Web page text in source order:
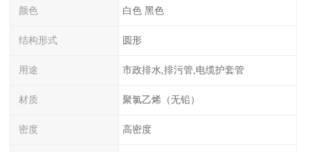
颜色 白色 黑色
结构形式 圆形
用途 市政排水,排污管,电缆护套管
材质 聚氯乙烯（无铅）
密度 高密度